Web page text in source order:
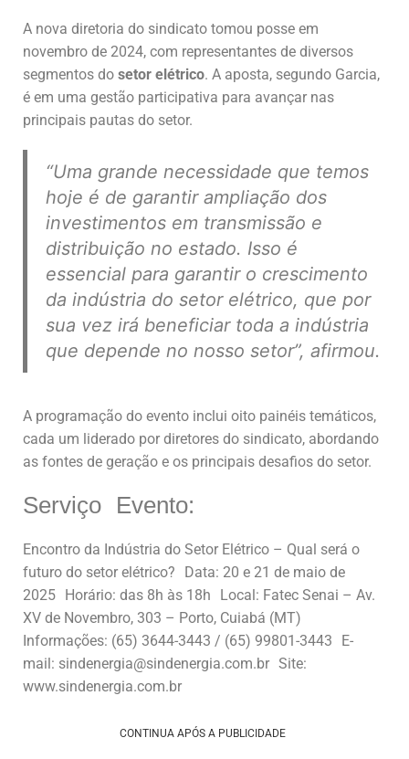
A nova diretoria do sindicato tomou posse em
novembro de 2024, com representantes de diversos
segmentos do setor elétrico. A aposta, segundo Garcia,
é em uma gestão participativa para avançar nas
principais pautas do setor.
“Uma grande necessidade que temos
hoje é de garantir ampliação dos
investimentos em transmissão e
distribuição no estado. Isso é
essencial para garantir o crescimento
da indústria do setor elétrico, que por
sua vez irá beneficiar toda a indústria
que depende no nosso setor”, afirmou.
A programação do evento inclui oito painéis temáticos,
cada um liderado por diretores do sindicato, abordando
as fontes de geração e os principais desafios do setor.
Serviço Evento:
Encontro da Indústria do Setor Elétrico – Qual será o
futuro do setor elétrico? Data: 20 e 21 de maio de
2025 Horário: das 8h às 18h Local: Fatec Senai – Av.
XV de Novembro, 303 – Porto, Cuiabá (MT)
Informações: (65) 3644-3443 / (65) 99801-3443 E-
mail: sindenergia@sindenergia.com.br Site:
www.sindenergia.com.br
CONTINUA APÓS A PUBLICIDADE